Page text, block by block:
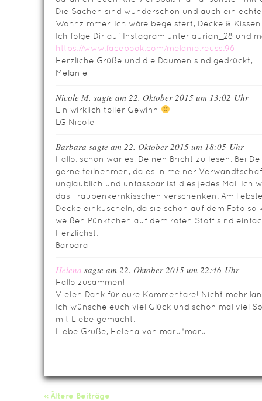
Die Sachen sind wunderschön und auch ein
Wohnzimmer. Ich wäre begeistert, Decke &
Ich folge Dir auf Instagram unter aurian_28 und
https://www.facebook.com/melanie.reuss.98
Herzliche Grüße und die Daumen sind gedrückt,
Melanie
Nicole M. sagte am 22. Oktober 2015 um 13:02 Uhr
Ein wirklich toller Gewinn
LG Nicole
Barbara sagte am 22. Oktober 2015 um 18:05 Uhr
Hallo, schön war es, Deinen Bricht zu lesen. Bei
gerne teilnehmen, da es in meiner
unglaublich und unfassbar ist dies jedes Mal! Ich
das Traubenkernkisschen verschenken. Am
Decke einkuscheln, da sie schon auf dem Foto
weißen Pünktchen auf dem roten Stoff sind
Herzlichst,
Barbara
Helena sagte am 22. Oktober 2015 um 22:46 Uhr
Hallo zusammen!
Vielen Dank für eure Kommentare! Nicht mehr
Ich wünsche euch viel Glück und schon mal viel
mit Liebe gemacht.
Liebe Grüße, Helena von maru*maru
« Ältere Beiträge